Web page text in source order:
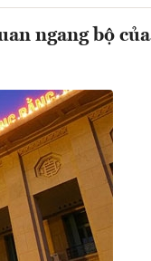
ngang bộ của